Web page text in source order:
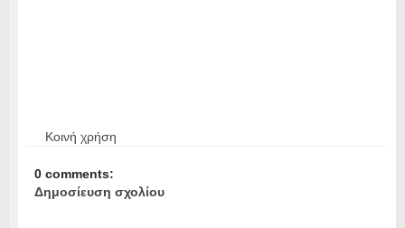
Κοινή χρήση
0 comments:
Δημοσίευση σχολίου